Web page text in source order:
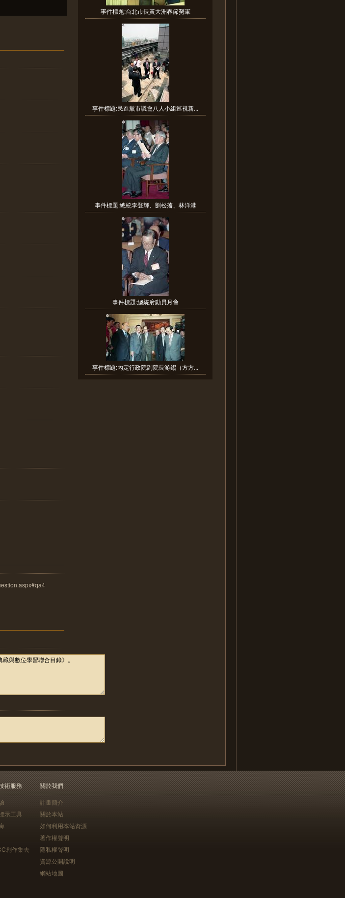
事件標題:台北市長黃大洲春節勞軍
事件標題:民進黨市議會八人小組巡視新...
事件標題:總統李登輝、劉松藩、林洋港
事件標題:總統府動員月會
事件標題:內定行政院副院長游錫（方方...
術服務
示工具
創作集去
關於我們
計畫簡介
關於本站
如何利用本站資源
著作權聲明
隱私權聲明
資源公開說明
網站地圖